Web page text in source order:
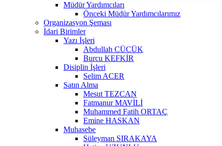
Müdür Yardımcıları
Önceki Müdür Yardımcılarımız
Organizasyon Şeması
İdari Birimler
Yazı İşleri
Abdullah CÜCÜK
Burcu KEFKİR
Disiplin İşleri
Selim ACER
Satın Alma
Mesut TEZCAN
Fatmanur MAVİLİ
Muhammed Fatih ORTAÇ
Emine HASKAN
Muhasebe
Süleyman SIRAKAYA